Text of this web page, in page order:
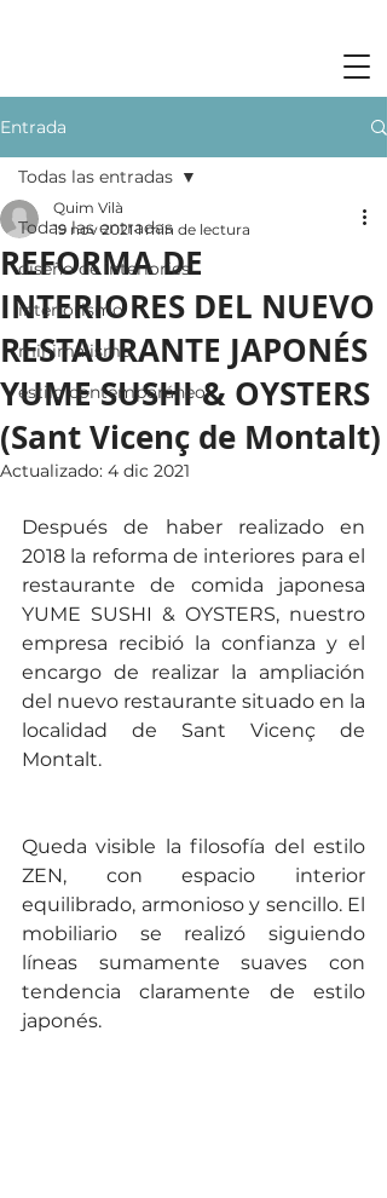
Entrada
Todas las entradas
diseño de interiories
interiorismo
minimalismo
estilo contemporáneo
Todas las entradas
REFORMA DE
INTERIORES DEL NUEVO
RESTAURANTE JAPONÉS
YUME SUSHI & OYSTERS
(Sant Vicenç de Montalt)
Quim Vilà
19 nov 2021 1 min de lectura
Actualizado: 4 dic 2021
Después de haber realizado en
2018 la reforma de interiores para el
restaurante de comida japonesa
YUME SUSHI & OYSTERS, nuestro
empresa recibió la confianza y el
encargo de realizar la ampliación
del nuevo restaurante situado en la
localidad de Sant Vicenç de
Montalt.
Queda visible la filosofía del estilo
ZEN, con espacio interior
equilibrado, armonioso y sencillo. El
mobiliario se realizó siguiendo
líneas sumamente suaves con
tendencia claramente de estilo
japonés.